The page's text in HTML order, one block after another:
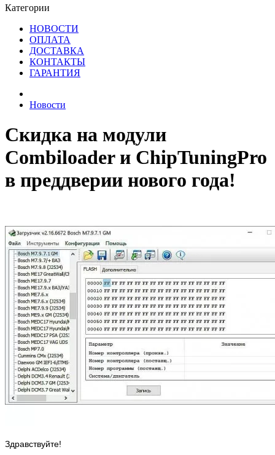
Категории
НОВОСТИ
ОПЛАТА
ДОСТАВКА
КОНТАКТЫ
ГАРАНТИЯ
Новости
Скидка на модули
Combiloader и ChipTuningPro
в преддверии нового года!
Здравствуйте!